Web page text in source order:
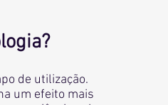
de utilização.
um efeito mais